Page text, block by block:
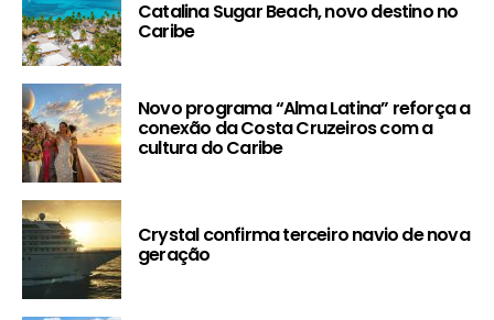
Catalina Sugar Beach, novo destino no
Caribe
Novo programa “Alma Latina” reforça a
conexão da Costa Cruzeiros com a
cultura do Caribe
Crystal confirma terceiro navio de nova
geração